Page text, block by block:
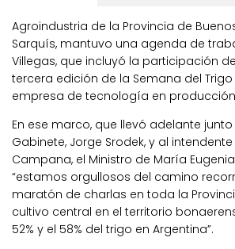
Agroindustria de la Provincia de
Sarquís, mantuvo una agenda de
Villegas, que incluyó la participación
tercera edición de la Semana del
empresa de tecnología en producción
En ese marco, que llevó adelante
Gabinete, Jorge Srodek, y al
Campana, el Ministro de María
“estamos orgullosos del camino
maratón de charlas en toda la
cultivo central en el territorio
52% y el 58% del trigo en Argentina”.